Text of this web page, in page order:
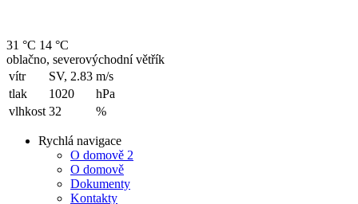
31 °C 14 °C
oblačno, severovýchodní větřík
vítr
SV, 2.83 m/s
tlak
1020
hPa
vlhkost 32 %
Rychlá navigace
O domově 2
O domově
Dokumenty
Kontakty